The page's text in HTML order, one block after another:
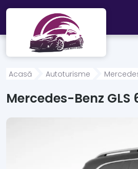
Mergi direct la conținutul principal
Acasă Autoturisme
Mercedes-Benz